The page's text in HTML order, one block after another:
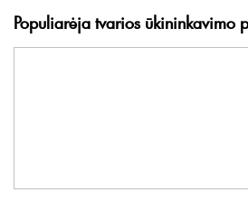
Populiarėja tvarios ūkininkavimo